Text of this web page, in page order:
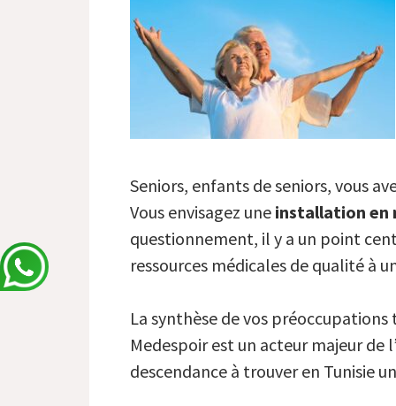
Seniors, enfants de seniors, vous
Vous envisagez une installation en
questionnement, il y a un point
ressources médicales de qualité à
La synthèse de vos
Medespoir est un acteur majeur de
descendance à trouver en Tunisie